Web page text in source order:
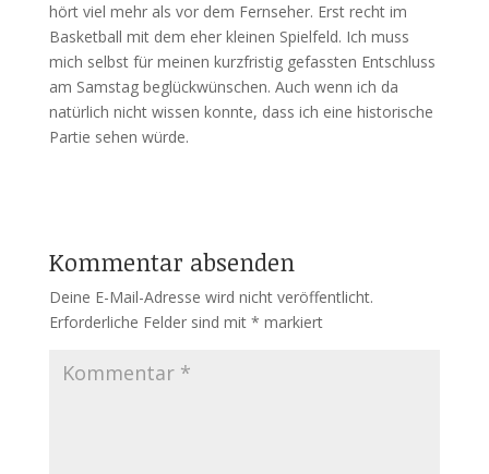
hört viel mehr als vor dem Fernseher. Erst recht im
Basketball mit dem eher kleinen Spielfeld. Ich muss
mich selbst für meinen kurzfristig gefassten Entschluss
am Samstag beglückwünschen. Auch wenn ich da
natürlich nicht wissen konnte, dass ich eine historische
Partie sehen würde.
Kommentar absenden
Deine E-Mail-Adresse wird nicht veröffentlicht.
Erforderliche Felder sind mit * markiert